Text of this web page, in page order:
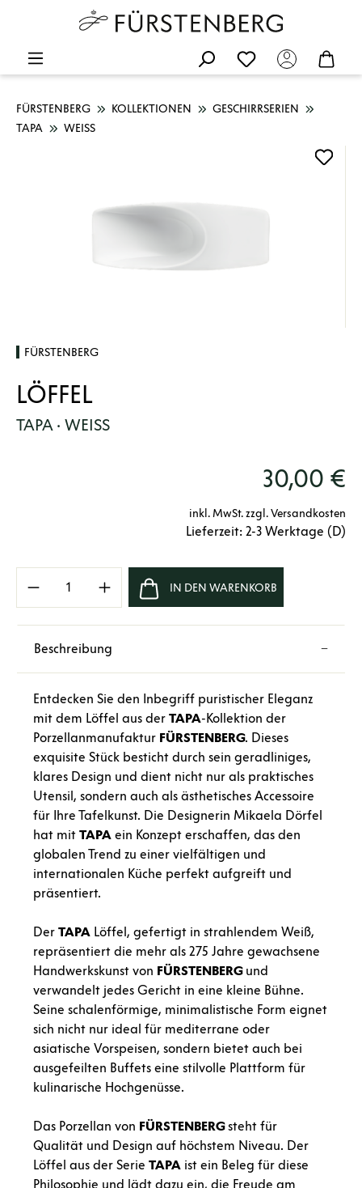
FÜRSTENBERG KOLLEKTIONEN
GESCHIRRSERIEN
TAPA
WEISS
FÜRSTENBERG
LÖFFEL
TAPA · WEISS
30,00 €
inkl. MwSt. zzgl. Versandkosten
Lieferzeit: 2-3 Werktage (D)
Produkt Anzahl: Gib den gewünschten
IN DEN WARENKORB
Beschreibung
Entdecken Sie den Inbegriff puristischer Eleganz
mit dem Löffel aus der TAPA-Kollektion der
Porzellanmanufaktur FÜRSTENBERG. Dieses
exquisite Stück besticht durch sein geradliniges,
klares Design und dient nicht nur als praktisches
Utensil, sondern auch als ästhetisches Accessoire
für Ihre Tafelkunst. Die Designerin Mikaela Dörfel
hat mit TAPA ein Konzept erschaffen, das den
globalen Trend zu einer vielfältigen und
internationalen Küche perfekt aufgreift und
präsentiert.
Der TAPA Löffel, gefertigt in strahlendem Weiß,
repräsentiert die mehr als 275 Jahre gewachsene
Handwerkskunst von FÜRSTENBERGund
verwandelt jedes Gericht in eine kleine Bühne.
Seine schalenförmige, minimalistische Form eignet
sich nicht nur ideal für mediterrane oder
asiatische Vorspeisen, sondern bietet auch bei
ausgefeilten Buffets eine stilvolle Plattform für
kulinarische Hochgenüsse.
Das Porzellan von FÜRSTENBERGsteht für
Qualität und Design auf höchstem Niveau. Der
Löffel aus der Serie TAPA ist ein Beleg für diese
Philosophie und lädt dazu ein, die Freude am